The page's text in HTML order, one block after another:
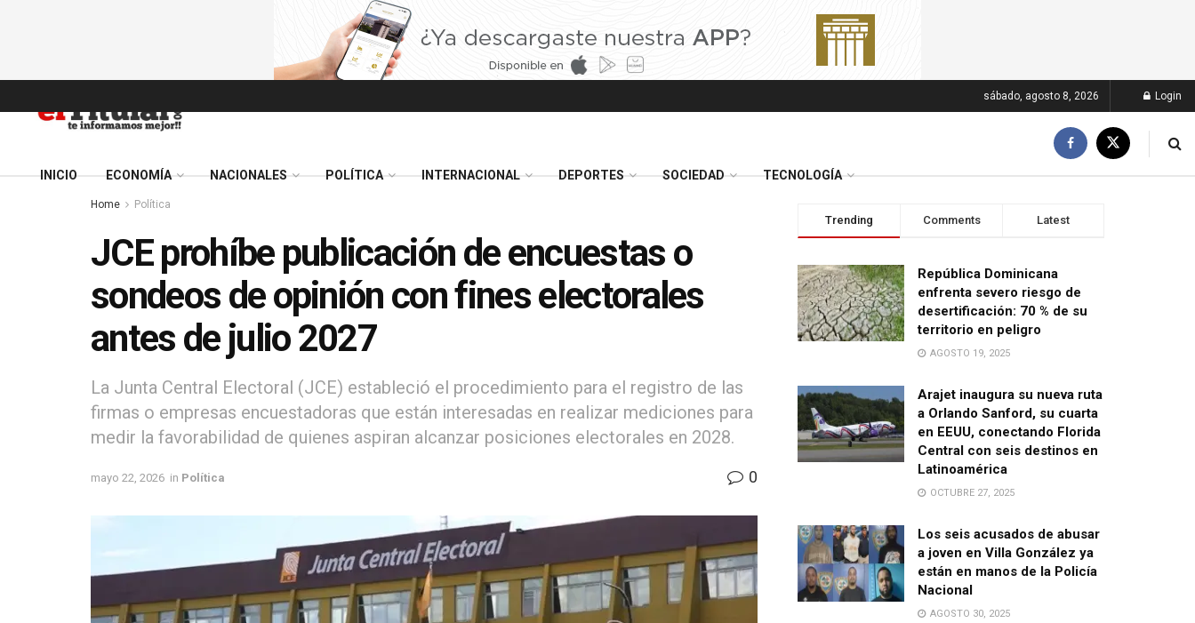
sábado, agosto 8, 2026 Login
INICIO ECONOMÍA NACIONALES POLÍTICA INTERNACIONAL DEPORTES SOCIEDAD TECNOLOGÍA
Home Política
JCE prohíbe publicación de encuestas o
sondeos de opinión con fines electorales
antes de julio 2027
La Junta Central Electoral (JCE) estableció el procedimiento para el registro de las
firmas o empresas encuestadoras que están interesadas en realizar mediciones para
medir la favorabilidad de quienes aspiran alcanzar posiciones electorales en 2028.
mayo 22, 2026 in Política 0
Trending Comments Latest
República Dominicana
enfrenta severo riesgo de
desertificación: 70 % de su
territorio en peligro
AGOSTO 19, 2025
Arajet inaugura su nueva ruta
a Orlando Sanford, su cuarta
en EEUU, conectando Florida
Central con seis destinos en
Latinoamérica
OCTUBRE 27, 2025
Los seis acusados de abusar
a joven en Villa González ya
están en manos de la Policía
Nacional
AGOSTO 30, 2025